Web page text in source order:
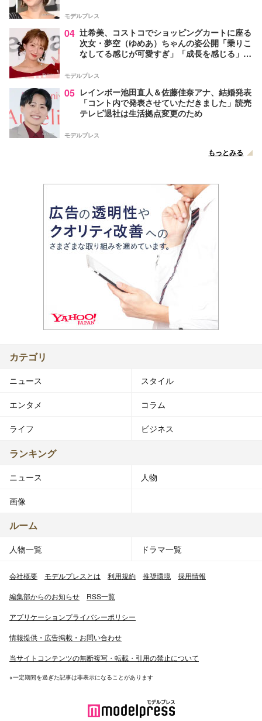
モデルプレス
04 辻希美、コストコでショッピングカートに座る
次女・夢空（ゆめあ）ちゃんの姿公開「乗りこ
なしてる感じが可愛すぎ」「成長を感じる」の
モデルプレス
05 レインボー池田直人＆佐藤佳奈アナ、結婚発表
「コント内で発表させていただきました」読売
テレビ退社は生活拠点変更のため
モデルプレス
もっとみる
カテゴリ
ニュース スタイル
エンタメ コラム
ライフ ビジネス
ランキング
ニュース 人物
画像
ルーム
人物一覧 ドラマ一覧
会社概要 モデルプレスとは 利用規約 推奨環境 採用情報
編集部からのお知らせ RSS一覧
アプリケーションプライバシーポリシー
情報提供・広告掲載・お問い合わせ
当サイトコンテンツの無断複写・転載・引用の禁止について
※一定期間を過ぎた記事は非表示になることがあります